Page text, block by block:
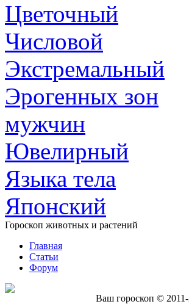
Цветочный
Числовой
Экстремальный
Эрогенных зон
мужчин
Ювелирный
Языка тела
Японский
Гороскоп животных и растений
Главная
Статьи
Форум
Ваш гороскоп ©